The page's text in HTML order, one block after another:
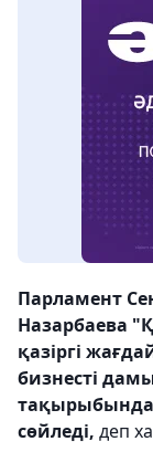
Парламент
Назарбаева
қазіргі
бизнесті
сөйледі, деп